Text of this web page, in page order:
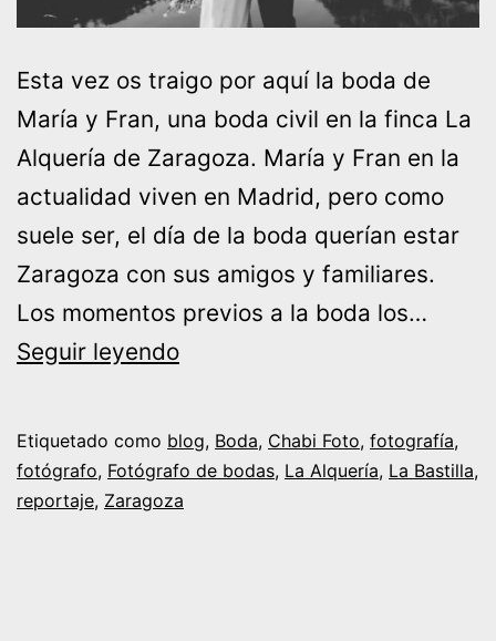
Esta vez os traigo por aquí la boda de
María y Fran, una boda civil en la finca La
Alquería de Zaragoza. María y Fran en la
actualidad viven en Madrid, pero como
suele ser, el día de la boda querían estar
Zaragoza con sus amigos y familiares.
Los momentos previos a la boda los…
Seguir leyendoBoda
y
Fran
en
Etiquetado como blog, Boda, Chabi Foto, fotografía,
fotógrafo, Fotógrafo de bodas, La Alquería, La Bastilla,
reportaje, Zaragoza